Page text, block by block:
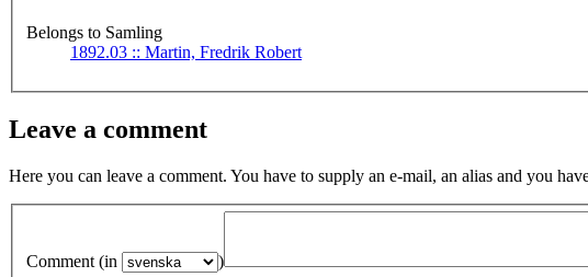
Belongs to Samling
1892.03 :: Martin, Fredrik Robert
Leave a comment
Here you can leave a comment. You have to supply an e-mail, an alias and you
Comment (in )